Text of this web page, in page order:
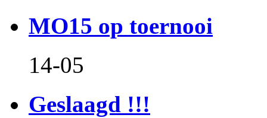
MO15 op toernooi
14-05
Geslaagd !!!